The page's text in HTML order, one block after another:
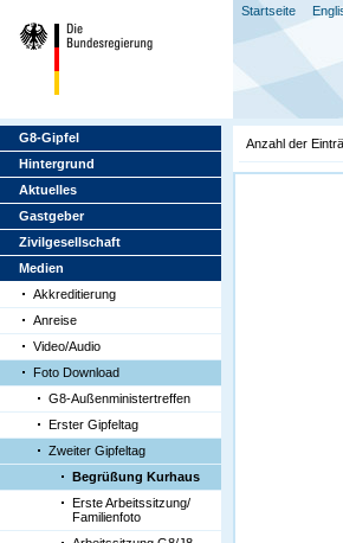
Startseite
G8-Gipfel
Hintergrund
Aktuelles
Gastgeber
Zivilgesellschaft
Medien
Akkreditierung
Anreise
Video/Audio
Foto Download
G8-Außenministertreffen
Erster Gipfeltag
Zweiter Gipfeltag
Begrüßung Kurhaus
Erste Arbeitssitzung/
Familienfoto
Anzahl der